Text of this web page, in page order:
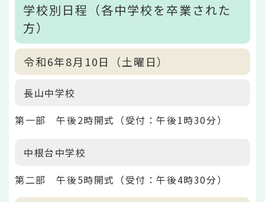
学校別日程（各中学校を卒業された
方）
令和6年8月10日（土曜日）
長山中学校
第一部 午後2時開式（受付：午後1時30分）
中根台中学校
第二部 午後5時開式（受付：午後4時30分）